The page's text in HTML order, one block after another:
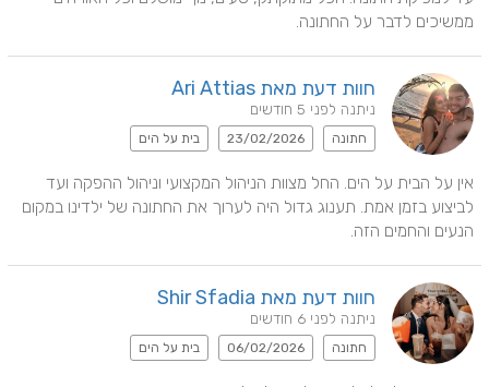
ממשיכים לדבר על החתונה.
חוות דעת מאת Ari Attias
ניתנה לפני 5 חודשים
חתונה 23/02/2026 בית על הים
הנעים והחמים הזה.
חוות דעת מאת Shir Sfadia
ניתנה לפני 6 חודשים
חתונה 06/02/2026 בית על הים